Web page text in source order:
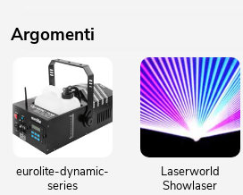
Argomenti
eurolite-dynamic-
series
Laserworld
Showlaser